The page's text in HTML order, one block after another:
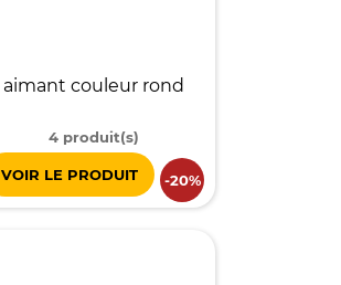
aimant couleur rond
4 produit(s)
VOIR LE PRODUIT -20%